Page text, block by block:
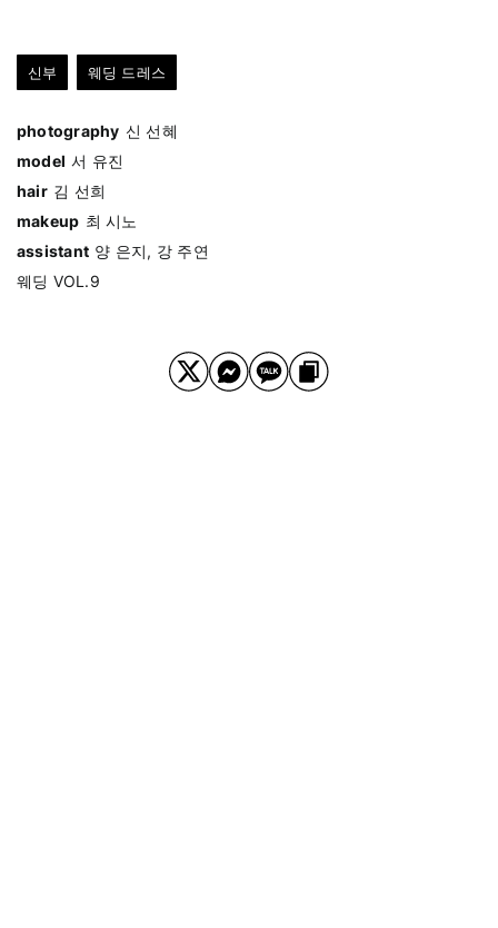
신부 웨딩 드레스
photography 신 선혜
model 서 유진
hair 김 선희
makeup 최 시노
assistant 양 은지, 강 주연
웨딩 VOL.9